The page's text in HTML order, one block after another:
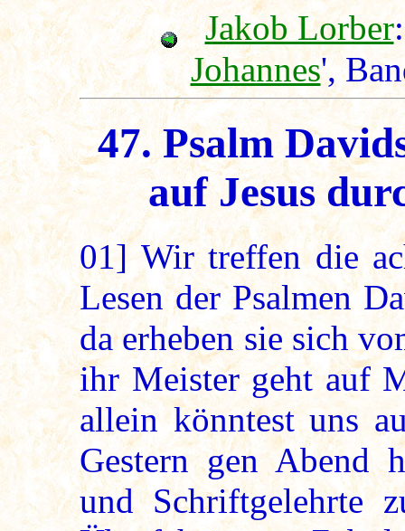
Jakob Lorber
Johannes',
47. Psalm
auf Jesus
01]Wir treffen die
Lesen der Psalmen
da erheben sie sich
ihr Meister geht auf
allein könntest uns
Gestern gen Abend
und Schriftgelehrte